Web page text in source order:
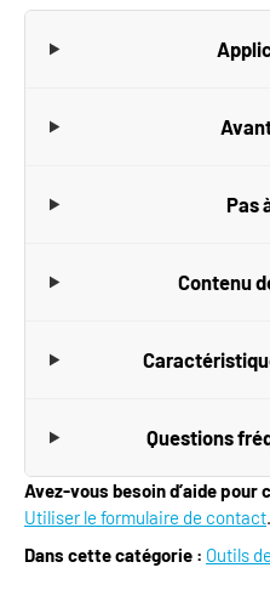
Pas
Contenu
Questions
Avez-vous besoin d’aide
Utiliser le formulaire de contact.
Dans cette catégorie : Outils